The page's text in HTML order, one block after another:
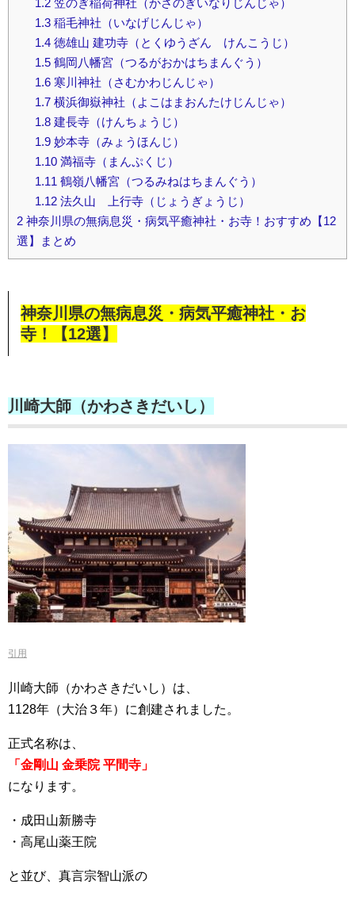
1.2笠のぎ稲荷神社（かさのぎいなりじんじゃ）
1.3稲毛神社（いなげじんじゃ）
1.4徳雄山 建功寺（とくゆうざん けんこうじ）
1.5鶴岡八幡宮（つるがおかはちまんぐう）
1.6寒川神社（さむかわじんじゃ）
1.7横浜御嶽神社（よこはまおんたけじんじゃ）
1.8建長寺（けんちょうじ）
1.9妙本寺（みょうほんじ）
1.10満福寺（まんぷくじ）
1.11 鶴嶺八幡宮（つるみねはちまんぐう）
1.12法久山 上行寺（じょうぎょうじ）
2 神奈川県の無病息災・病気平癒神社・お寺！おすすめ【12
選】まとめ
神奈川県の無病息災・病気平癒神社・お
寺！【12選】
川崎大師（かわさきだいし）
引用
川崎大師（かわさきだいし）は、
1128年（大治３年）に創建されました。
正式名称は、
「金剛山 金乗院 平間寺」
になります。
・成田山新勝寺
・高尾山薬王院
と並び、真言宗智山派の